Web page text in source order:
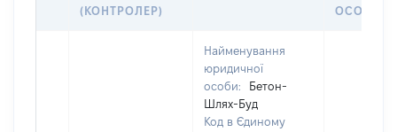
(КОНТРОЛЕР)
ОСОБИ
Найменування
юридичної
особи:
Бетон-
Шлях-Буд
Код в Єдиному